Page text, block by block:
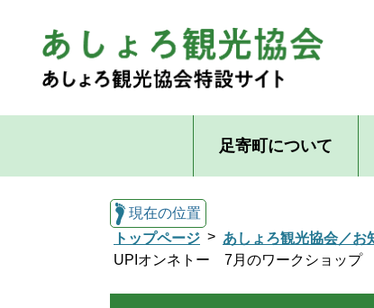
足寄町について
現在の位置
トップページ
あしょろ観光協会／お
UPIオンネトー 7月のワークショップ